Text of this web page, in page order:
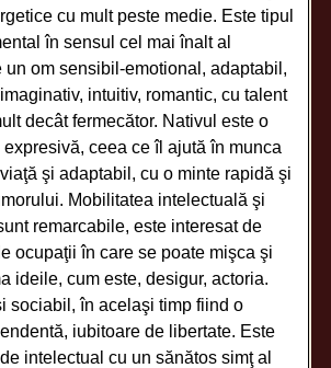
cu mult peste medie. Este tipul
în sensul cel mai înalt al
un om sensibil-emotional, adaptabil,
intuitiv, romantic, cu talent
decât fermecător. Nativul este o
ceea ce îl ajută în munca
şi adaptabil, cu o minte rapidă şi
Mobilitatea intelectuală şi
remarcabile, este interesat de
ocupaţii în care se poate mişca şi
ideile, cum este, desigur, actoria.
sociabil, în acelaşi timp fiind o
iubitoare de libertate. Este
intelectual cu un sănătos simţ al